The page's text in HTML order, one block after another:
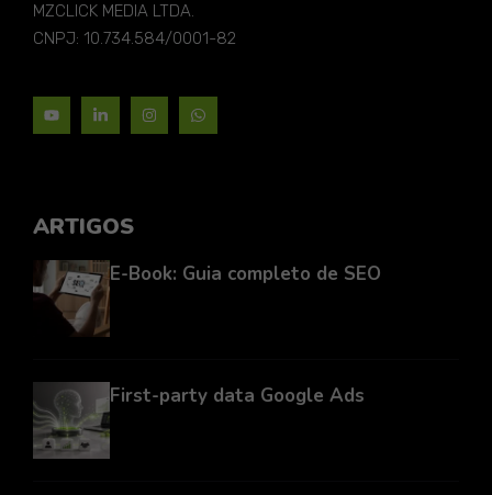
MZCLICK MEDIA LTDA.
CNPJ: 10.734.584/0001-82
ARTIGOS
E-Book: Guia completo de SEO
First-party data Google Ads